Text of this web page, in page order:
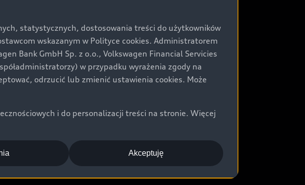
statystycznych, dostosowania treści do użytkowników
wskazanym w Polityce cookies. Administratorem
Bank GmbH Sp. z o.o., Volkswagen Financial Servicies
w przypadku wyrażenia zgody na
odrzucić lub zmienić ustawienia cookies. Może
i do personalizacji treści na stronie. Więcej
Akceptuję